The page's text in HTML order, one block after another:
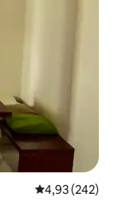
Évaluation
4,93 (242)